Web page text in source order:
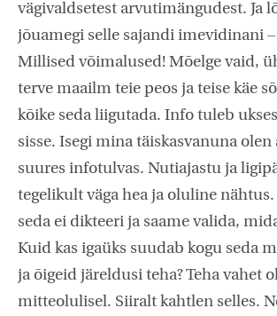
vägivaldsetest arvutimängudest. Ja
jõuamegi selle sajandi imevidinani
Millised võimalused! Mõelge vaid,
terve maailm teie peos ja teise käe
kõike seda liigutada. Info tuleb
sisse. Isegi mina täiskasvanuna olen
suures infotulvas. Nutiajastu ja
tegelikult väga hea ja oluline nähtus.
seda ei dikteeri ja saame valida,
Kuid kas igaüks suudab kogu seda
ja õigeid järeldusi teha? Teha vahet
mitteolulisel. Siiralt kahtlen selles.